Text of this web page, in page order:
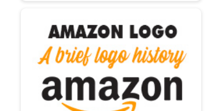
blokken. Det betyder ikke noget, om du er en
enkelt haveekspert eller et fuldt team af
græsslå...